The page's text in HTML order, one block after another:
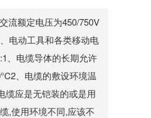
流额定电压为450/750V
电动工具和各类移动电
、电缆导体的长期允许
、电缆的敷设环境温
缆应是无铠装的或是用
,使用环境不同,应该不